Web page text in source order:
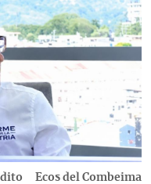
Ecos del Combeima